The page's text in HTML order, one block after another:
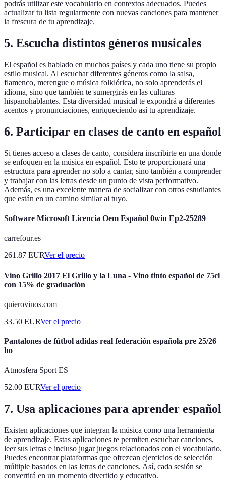
podrás utilizar este vocabulario en contextos adecuados. Puedes
actualizar tu lista regularmente con nuevas canciones para mantener
la frescura de tu aprendizaje.
5. Escucha distintos géneros musicales
El español es hablado en muchos países y cada uno tiene su propio
estilo musical. Al escuchar diferentes géneros como la salsa,
flamenco, merengue o música folklórica, no solo aprenderás el
idioma, sino que también te sumergirás en las culturas
hispanohablantes. Esta diversidad musical te expondrá a diferentes
acentos y pronunciaciones, enriqueciendo así tu aprendizaje.
6. Participar en clases de canto en español
Si tienes acceso a clases de canto, considera inscribirte en una donde
se enfoquen en la música en español. Esto te proporcionará una
estructura para aprender no solo a cantar, sino también a comprender
y trabajar con las letras desde un punto de vista performativo.
Además, es una excelente manera de socializar con otros estudiantes
que están en un camino similar al tuyo.
Software Microsoft Licencia Oem Español 0win Ep2-25289
carrefour.es
261.87 EURVer el precio
Vino Grillo 2017 El Grillo y la Luna - Vino tinto español de 75cl
con 15% de graduación
quierovinos.com
33.50 EURVer el precio
Pantalones de fútbol adidas real federación española pre 25/26
ho
Atmosfera Sport ES
52.00 EURVer el precio
7. Usa aplicaciones para aprender español
Existen aplicaciones que integran la música como una herramienta
de aprendizaje. Estas aplicaciones te permiten escuchar canciones,
leer sus letras e incluso jugar juegos relacionados con el vocabulario.
Puedes encontrar plataformas que ofrezcan ejercicios de selección
múltiple basados en las letras de canciones. Así, cada sesión se
convertirá en un momento divertido y educativo.